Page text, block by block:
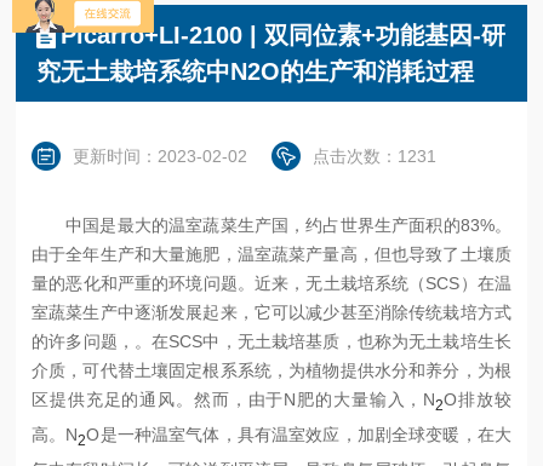
Picarro+LI-2100 | 双同位素+功能基因-研
究无土栽培系统中N2O的生产和消耗过程
更新时间：2023-02-02 点击次数：1231
中国是最大的温室蔬菜生产国，约占世界生产面积的83%。
由于全年生产和大量施肥，温室蔬菜产量高，但也导致了土壤质
量的恶化和严重的环境问题。近来，无土栽培系统（SCS）在温
室蔬菜生产中逐渐发展起来，它可以减少甚至消除传统栽培方式
的许多问题，。在SCS中，无土栽培基质，也称为无土栽培生长
介质，可代替土壤固定根系系统，为植物提供水分和养分，为根
区提供充足的通风。然而，由于N肥的大量输入，N2O排放较
高。N2O是一种温室气体，具有温室效应，加剧全球变暖，在大